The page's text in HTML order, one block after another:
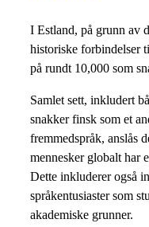
I Estland, på grunn av
historiske forbindelser
på rundt 10,000 som
Samlet sett, inkludert
snakker finsk som et
fremmedspråk, anslås
mennesker globalt har
Dette inkluderer også
språkentusiaster som
akademiske grunner.